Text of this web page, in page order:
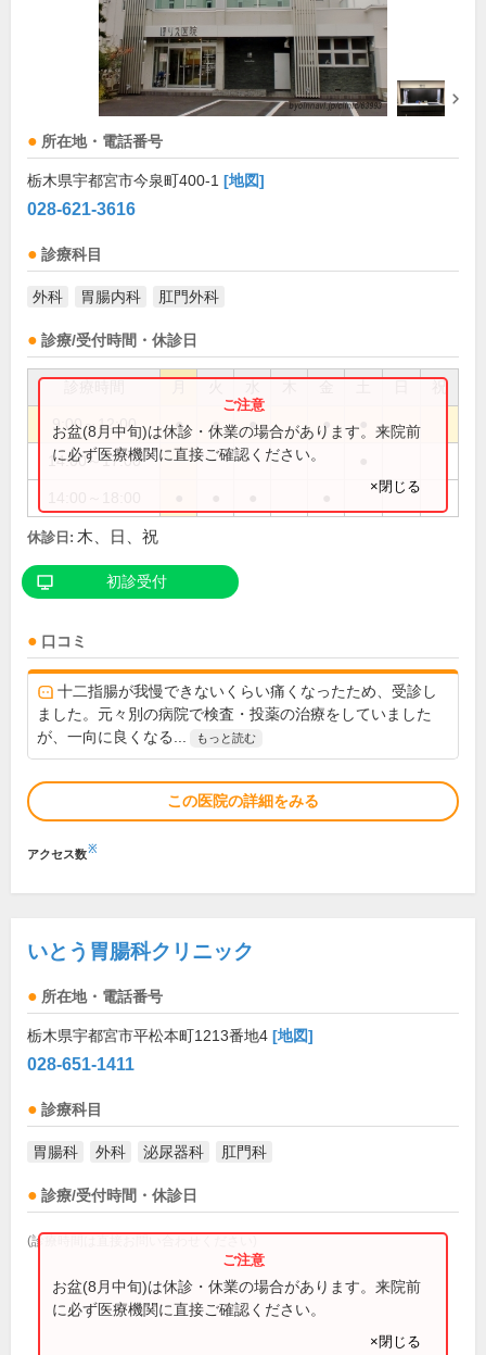
所在地・電話番号
栃木県宇都宮市今泉町400-1 [地図]
028-621-3616
診療科目
外科 胃腸内科 肛門外科
診療/受付時間・休診日
祝
9:00～12:00 ● ● ● ●
14:00～17:00
お盆(8月中旬)は休診・休業の場合があります。来院前
に必ず医療機関に直接ご確認ください。
×閉じる
休診日: 木、日、祝
初診受付
口コミ
十二指腸が我慢できないくらい痛くなったため、受診し
ました。元々別の病院で検査・投薬の治療をしていました
が、一向に良くなる...
もっと読む
この医院の詳細をみる
アクセス数※
いとう胃腸科クリニック
所在地・電話番号
栃木県宇都宮市平松本町1213番地4 [地図]
028-651-1411
診療科目
胃腸科 外科 泌尿器科 肛門科
診療/受付時間・休診日
(診療時間は直接お問い合わせください)
お盆(8月中旬)は休診・休業の場合があります。来院前
に必ず医療機関に直接ご確認ください。
×閉じる